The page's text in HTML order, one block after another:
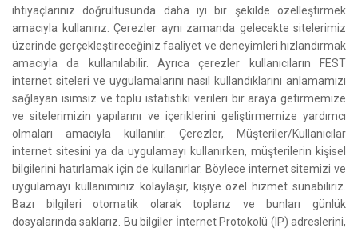
ihtiyaçlarınız doğrultusunda daha iyi bir şekilde özelleştirmek
amacıyla kullanırız. Çerezler aynı zamanda gelecekte sitelerimiz
üzerinde gerçekleştireceğiniz faaliyet ve deneyimleri hızlandırmak
amacıyla da kullanılabilir. Ayrıca çerezler kullanıcıların FEST
internet siteleri ve uygulamalarını nasıl kullandıklarını anlamamızı
sağlayan isimsiz ve toplu istatistiki verileri bir araya getirmemize
ve sitelerimizin yapılarını ve içeriklerini geliştirmemize yardımcı
olmaları amacıyla kullanılır. Çerezler, Müşteriler/Kullanıcılar
internet sitesini ya da uygulamayı kullanırken, müşterilerin kişisel
bilgilerini hatırlamak için de kullanırlar. Böylece internet sitemizi ve
uygulamayı kullanımınız kolaylaşır, kişiye özel hizmet sunabiliriz.
Bazı bilgileri otomatik olarak toplarız ve bunları günlük
dosyalarında saklarız. Bu bilgiler İnternet Protokolü (IP) adreslerini,